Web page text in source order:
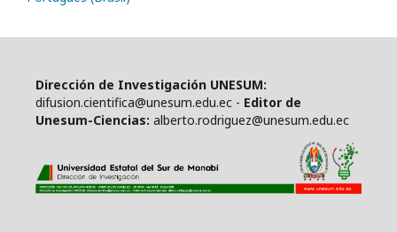
Dirección de Investigación UNESUM:
difusion.cientifica@unesum.edu.ec - Editor de
Unesum-Ciencias: alberto.rodriguez@unesum.edu.ec